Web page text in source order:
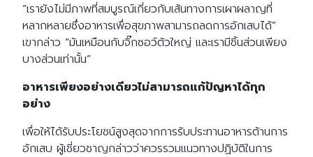
“เรายังไม่มีภาพที่สมบูรณ์เกี่ยวกับเส้นทางการเผาผลาญที่
หลากหลายซึ่งอาหารเพื่อสุขภาพสามารถลดการอักเสบได้”
เขากล่าว “มันเหมือนกับจิ๊กซอว์ตัวใหญ่ และเรามีชิ้นส่วนเพียง
บางส่วนเท่านั้น”
อาหารเพียงอย่างเดียวไม่สามารถแก้ปัญหาได้ทุก
อย่าง
เพื่อให้ได้รับประโยชน์สูงสุดจากการรับประทานอาหารต้านการ
อักเสบ ผู้เชี่ยวชาญกล่าวว่าควรรวมแนวทางปฏิบัติในการ